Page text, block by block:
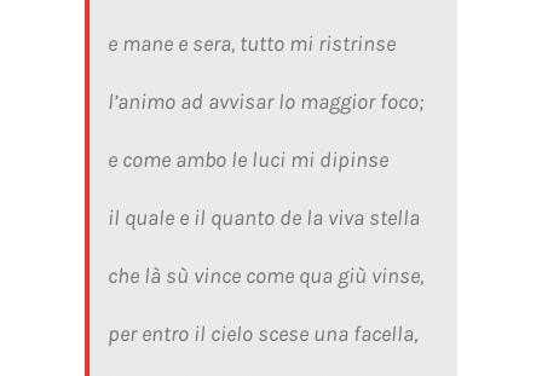
e mane e sera, tutto mi ristrinse
l’animo ad avvisar lo maggior foco;
e come ambo le luci mi dipinse
il quale e il quanto de la viva stella
che là sù vince come qua giù vinse,
per entro il cielo scese una facella,